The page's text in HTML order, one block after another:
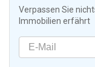
Verpassen Sie
Immobilien erfährt